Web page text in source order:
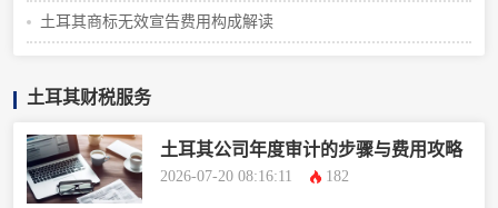
土耳其商标无效宣告费用构成解读
土耳其财税服务
土耳其公司年度审计的步骤与费用攻略
2026-07-20 08:16:11 182